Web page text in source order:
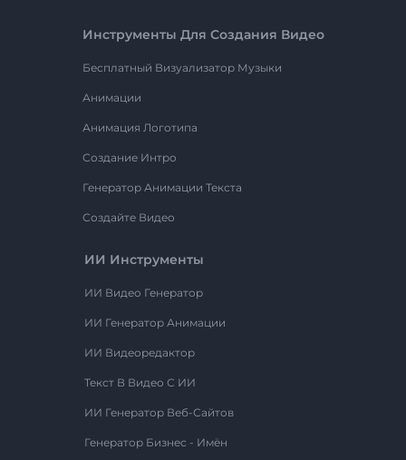
Инструменты Для Создания Видео
Бесплатный Визуализатор Музыки
Анимации
Анимация Логотипа
Создание Интро
Генератор Анимации Текста
Создайте Видео
ИИ Инструменты
ИИ Видео Генератор
ИИ Генератор Анимации
ИИ Видеоредактор
Текст В Видео С ИИ
ИИ Генератор Веб-Сайтов
Генератор Бизнес - Имён